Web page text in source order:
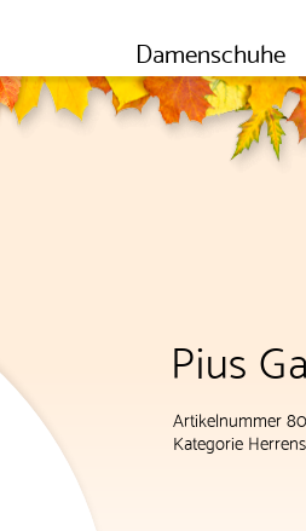
Damenschuhe
Pius
Artikelnummer
Kategorie